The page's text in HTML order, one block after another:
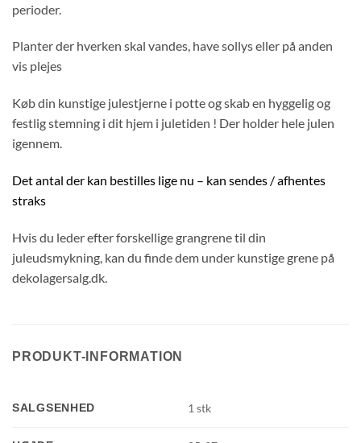
perioder.
Planter der hverken skal vandes, have sollys eller på anden
vis plejes
Køb din kunstige julestjerne i potte og skab en hyggelig og
festlig stemning i dit hjem i juletiden ! Der holder hele julen
igennem.
Det antal der kan bestilles lige nu – kan sendes / afhentes
straks
Hvis du leder efter forskellige grangrene til din
juleudsmykning, kan du finde dem under kunstige grene på
dekolagersalg.dk.
PRODUKT-INFORMATION
SALGSENHED 1 stk